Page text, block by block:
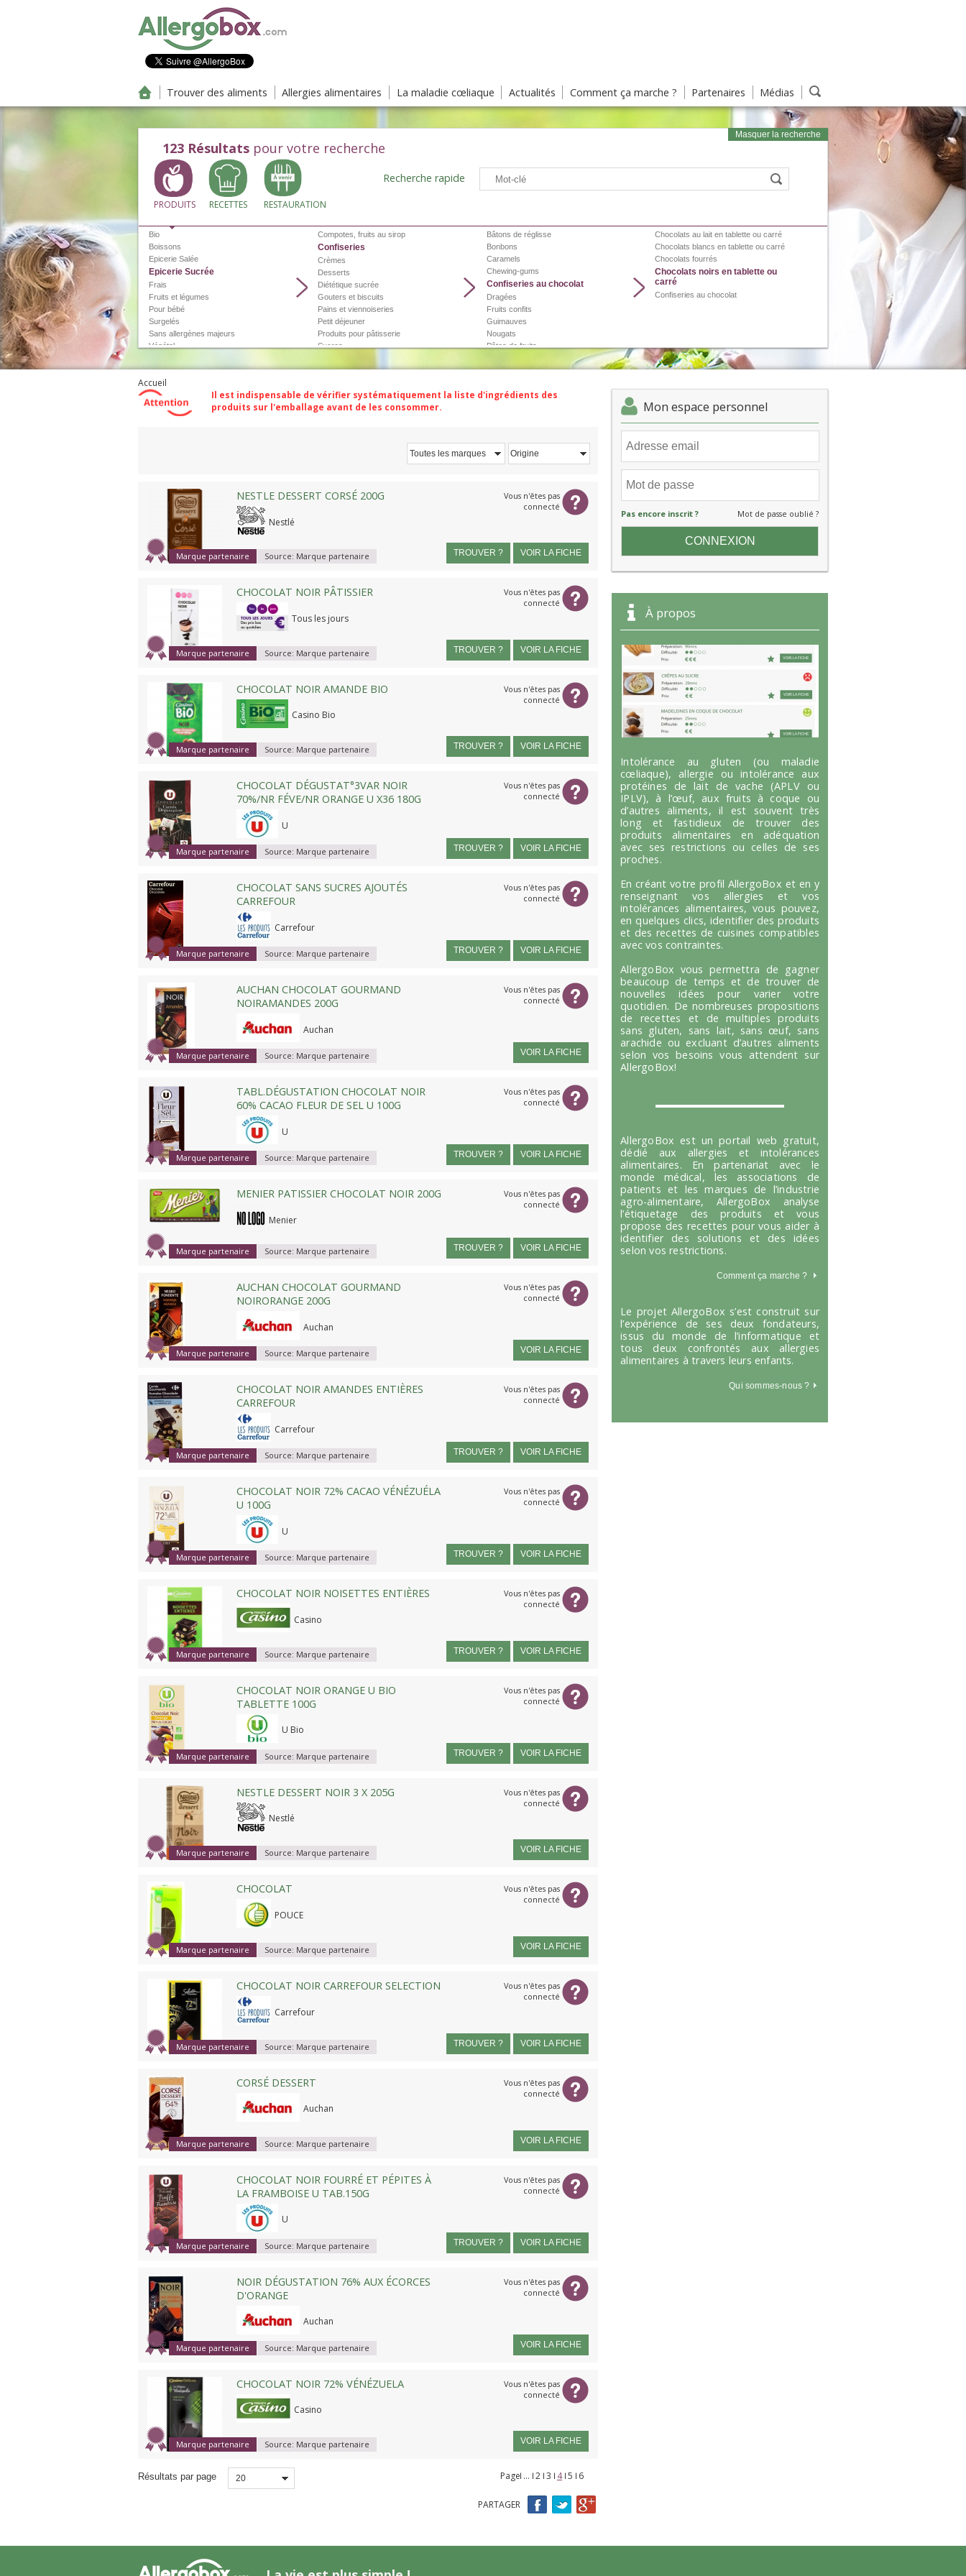
Trouver des aliments Allergies alimentaires La maladie cœliaque Actualités Comment ça marche ? Partenaires Médias
Masquer la recherche
123 Résultatspour votre recherche
PRODUITS RECETTES RESTAURATION
Recherche rapide
Bio
Boissons
Epicerie Salée
Epicerie Sucrée
Frais
Fruits et légumes
Pour bébé
Surgelés
Sans allergènes majeurs
Végétal
Compotes, fruits au sirop
Confiseries
Crèmes
Desserts
Diététique sucrée
Gouters et biscuits
Pains et viennoiseries
Petit déjeuner
Produits pour pâtisserie
Sucres
Bâtons de réglisse
Bonbons
Caramels
Chewing-gums
Confiseries au chocolat
Dragées
Fruits confits
Guimauves
Nougats
Pâtes de fruits
Sucettes
Chocolats au lait en tablette ou carré
Chocolats blancs en tablette ou carré
Chocolats fourrés
Chocolats noirs en tablette ou
carré
Confiseries au chocolat
Accueil
Mon espace personnel
Pas encore inscrit ? Mot de passe oublié ?
À propos
Intolérance au gluten (ou maladie
cœliaque), allergie ou intolérance aux
protéines de lait de vache (APLV ou
IPLV), à l’œuf, aux fruits à coque ou
d’autres aliments, il est souvent très
long et fastidieux de trouver des
produits alimentaires en adéquation
avec ses restrictions ou celles de ses
proches.
En créant votre profil AllergoBox et en y
renseignant vos allergies et vos
intolérances alimentaires, vous pouvez,
en quelques clics, identifier des produits
et des recettes de cuisines compatibles
avec vos contraintes.
AllergoBox vous permettra de gagner
beaucoup de temps et de trouver de
nouvelles idées pour varier votre
quotidien. De nombreuses propositions
de recettes et de multiples produits
sans gluten, sans lait, sans œuf, sans
arachide ou excluant d’autres aliments
selon vos besoins vous attendent sur
AllergoBox!
AllergoBox est un portail web gratuit,
dédié aux allergies et intolérances
alimentaires. En partenariat avec le
monde médical, les associations de
patients et les marques de l’industrie
agro-alimentaire, AllergoBox analyse
l’étiquetage des produits et vous
propose des recettes pour vous aider à
identifier des solutions et des idées
selon vos restrictions.
Comment ça marche ?
Le projet AllergoBox s’est construit sur
l’expérience de ses deux fondateurs,
issus du monde de l’informatique et
tous deux confrontés aux allergies
alimentaires à travers leurs enfants.
Qui sommes-nous ?
Il est indispensable de vérifier systématiquement la liste d'ingrédients des
produits sur l'emballage avant de les consommer.
Origine
Toutes les marques
Résultats par page 20
NESTLE DESSERT CORSÉ 200G
Nestlé
Marque partenaire Source: Marque partenaire TROUVER ?
Vous n'êtes pas
connecté
VOIR LA FICHE
CHOCOLAT NOIR PÂTISSIER
Tous les jours
Marque partenaire Source: Marque partenaire TROUVER ?
Vous n'êtes pas
connecté
VOIR LA FICHE
CHOCOLAT NOIR AMANDE BIO
Casino Bio
Marque partenaire Source: Marque partenaire TROUVER ?
Vous n'êtes pas
connecté
VOIR LA FICHE
CHOCOLAT DÉGUSTAT°3VAR NOIR
70%/NR FÉVE/NR ORANGE U X36 180G
U
Marque partenaire Source: Marque partenaire TROUVER ?
Vous n'êtes pas
connecté
VOIR LA FICHE
CHOCOLAT SANS SUCRES AJOUTÉS
CARREFOUR
Carrefour
Marque partenaire Source: Marque partenaire TROUVER ?
Vous n'êtes pas
connecté
VOIR LA FICHE
AUCHAN CHOCOLAT GOURMAND
NOIRAMANDES 200G
Auchan
Marque partenaire Source: Marque partenaire
Vous n'êtes pas
connecté
VOIR LA FICHE
TABL.DÉGUSTATION CHOCOLAT NOIR
60% CACAO FLEUR DE SEL U 100G
U
Marque partenaire Source: Marque partenaire TROUVER ?
Vous n'êtes pas
connecté
VOIR LA FICHE
MENIER PATISSIER CHOCOLAT NOIR 200G
Menier
Marque partenaire Source: Marque partenaire TROUVER ?
Vous n'êtes pas
connecté
VOIR LA FICHE
AUCHAN CHOCOLAT GOURMAND
NOIRORANGE 200G
Auchan
Marque partenaire Source: Marque partenaire
Vous n'êtes pas
connecté
VOIR LA FICHE
CHOCOLAT NOIR AMANDES ENTIÈRES
CARREFOUR
Carrefour
Marque partenaire Source: Marque partenaire TROUVER ?
Vous n'êtes pas
connecté
VOIR LA FICHE
CHOCOLAT NOIR 72% CACAO VÉNÉZUÉLA
U 100G
U
Marque partenaire Source: Marque partenaire TROUVER ?
Vous n'êtes pas
connecté
VOIR LA FICHE
CHOCOLAT NOIR NOISETTES ENTIÈRES
Casino
Marque partenaire Source: Marque partenaire TROUVER ?
Vous n'êtes pas
connecté
VOIR LA FICHE
CHOCOLAT NOIR ORANGE U BIO
TABLETTE 100G
U Bio
Marque partenaire Source: Marque partenaire TROUVER ?
Vous n'êtes pas
connecté
VOIR LA FICHE
NESTLE DESSERT NOIR 3 X 205G
Nestlé
Marque partenaire Source: Marque partenaire
Vous n'êtes pas
connecté
VOIR LA FICHE
CHOCOLAT
POUCE
Marque partenaire Source: Marque partenaire
Vous n'êtes pas
connecté
VOIR LA FICHE
CHOCOLAT NOIR CARREFOUR SELECTION
Carrefour
Marque partenaire Source: Marque partenaire TROUVER ?
Vous n'êtes pas
connecté
VOIR LA FICHE
CORSÉ DESSERT
Auchan
Marque partenaire Source: Marque partenaire
Vous n'êtes pas
connecté
VOIR LA FICHE
CHOCOLAT NOIR FOURRÉ ET PÉPITES À
LA FRAMBOISE U TAB.150G
U
Marque partenaire Source: Marque partenaire TROUVER ?
Vous n'êtes pas
connecté
VOIR LA FICHE
NOIR DÉGUSTATION 76% AUX ÉCORCES
D'ORANGE
Auchan
Marque partenaire Source: Marque partenaire
Vous n'êtes pas
connecté
VOIR LA FICHE
CHOCOLAT NOIR 72% VÉNÉZUELA
Casino
Marque partenaire Source: Marque partenaire
Vous n'êtes pas
connecté
VOIR LA FICHE
Page
Pages
… 2 3 4 5 6
PARTAGER